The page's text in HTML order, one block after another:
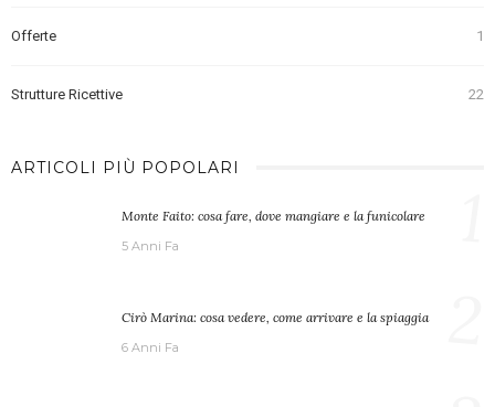
Offerte 1
Strutture Ricettive 22
ARTICOLI PIÙ POPOLARI
Monte Faito: cosa fare, dove mangiare e la funicolare
5 Anni Fa
Cirò Marina: cosa vedere, come arrivare e la spiaggia
6 Anni Fa